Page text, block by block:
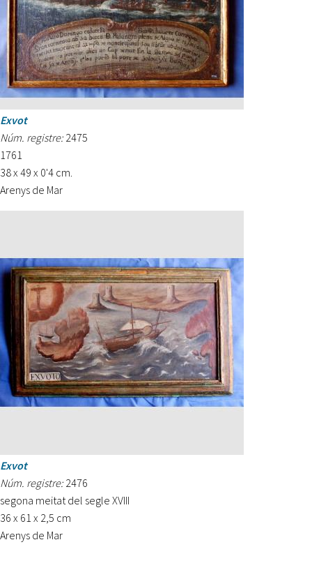
Exvot
Núm. registre: 2475
1761
38 x 49 x 0'4 cm.
Arenys de Mar
Exvot
Núm. registre: 2476
segona meitat del segle XVIII
36 x 61 x 2,5 cm
Arenys de Mar